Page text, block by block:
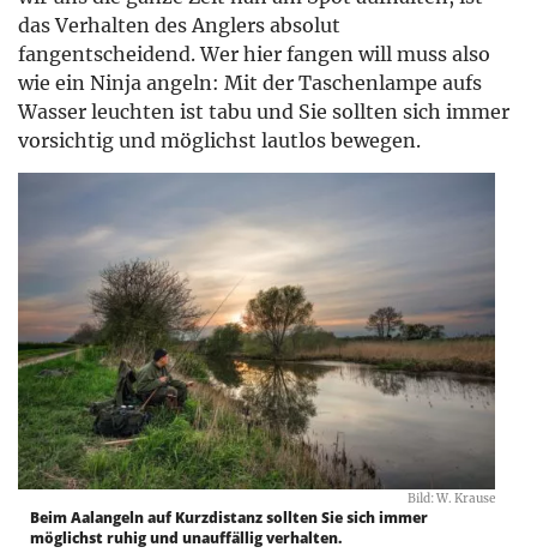
das Verhalten des Anglers absolut
fangentscheidend. Wer hier fangen will muss also
wie ein Ninja angeln: Mit der Taschenlampe aufs
Wasser leuchten ist tabu und Sie sollten sich immer
vorsichtig und möglichst lautlos bewegen.
Bild: W. Krause
Beim Aalangeln auf Kurzdistanz sollten Sie sich immer
möglichst ruhig und unauffällig verhalten.